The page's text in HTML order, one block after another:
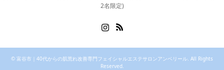
2名限定)
© 富谷市｜40代からの肌荒れ改善専門フェイシャルエステサロンアンベリール. All Rights
Reserved.